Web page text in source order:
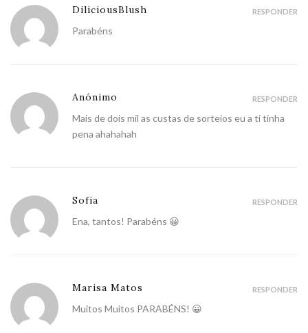
DiliciousBlush
Parabéns
RESPONDER
Anónimo
Mais de dois mil as custas de sorteios eu a ti tinha
pena ahahahah
RESPONDER
Sofia
Ena, tantos! Parabéns 😀
RESPONDER
Marisa Matos
Muitos Muitos PARABÉNS! 😀
RESPONDER